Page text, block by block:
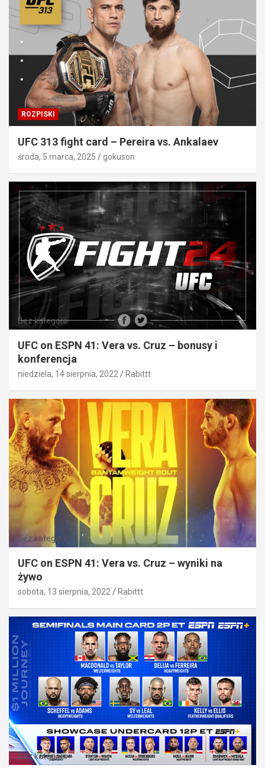
ROZPISKI
UFC 313 fight card – Pereira vs. Ankalaev
środa, 5 marca, 2025 gokuson
Bez kategorii
UFC on ESPN 41: Vera vs. Cruz – bonusy i
konferencja
niedziela, 14 sierpnia, 2022 Rabittt
Bez kategorii
UFC on ESPN 41: Vera vs. Cruz – wyniki na
żywo
sobota, 13 sierpnia, 2022 Rabittt
Bez kategorii